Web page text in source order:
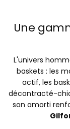
Une
L'univers
baskets : les
actif, les
décontracté-
son amorti